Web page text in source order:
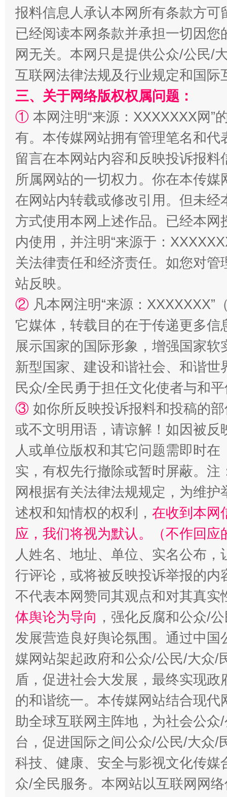
揭批美国五大"原罪" "炒
解纷+调解+退费，一次搞定
站台名比不上好声名
漫山遍野的桃花与雪山、麦地、白藏房 除
招工难、用工荒背后
报料信息人承认本网所有条款方
已经阅读本网条款并承担一切因
网无关。本网只是提供公众/公民/
互联网法律法规及行业规定和国
三、关于网络版权权属问题：
① 本网注明“来源：XXXXXXX网”
有。本传媒网站拥有管理笔名和
留言在本网站内容和反映投诉报
所属网站的一切权力。你在本传
在网站内转载或修改引用。但未
方式使用本网上述作品。已经本
内使用，并注明“来源于：
关法律责任和经济责任。如您对
站反映。
② 凡本网注明“来源：
它媒体，转载目的在于传递更多
展示国家的国际形象，增强国家
新型国家、建设和谐社会、和谐
民众/全民勇于担任文化使者与和
③ 如你所反映投诉报料和投稿的
或不文明用语，请谅解！如因被
人或单位版权和其它问题需即时在
实，有权先行撤除或暂时屏蔽。
网根据有关法律法规规定，为维
述权和知情权的权利， 在收到本网
应，我们将视为默认。（不作回应
人姓名、地址、单位、实名公布
行评论，或将被反映投诉举报的
不代表本网赞同其观点和对其真实
体舆论为导向 ，强化反腐和公众/
发展营造良好舆论氛围。通过中
媒网站架起政府和公众/公民/大众/
盾，促进社会大发展，最终实现
的和谐统一。本传媒网站结合现
助全球互联网主阵地，为社会公
台，促进国际之间公众/公民/大众/
科技、健康、安全与影视文化传
众/全民服务。本网站以互联网网